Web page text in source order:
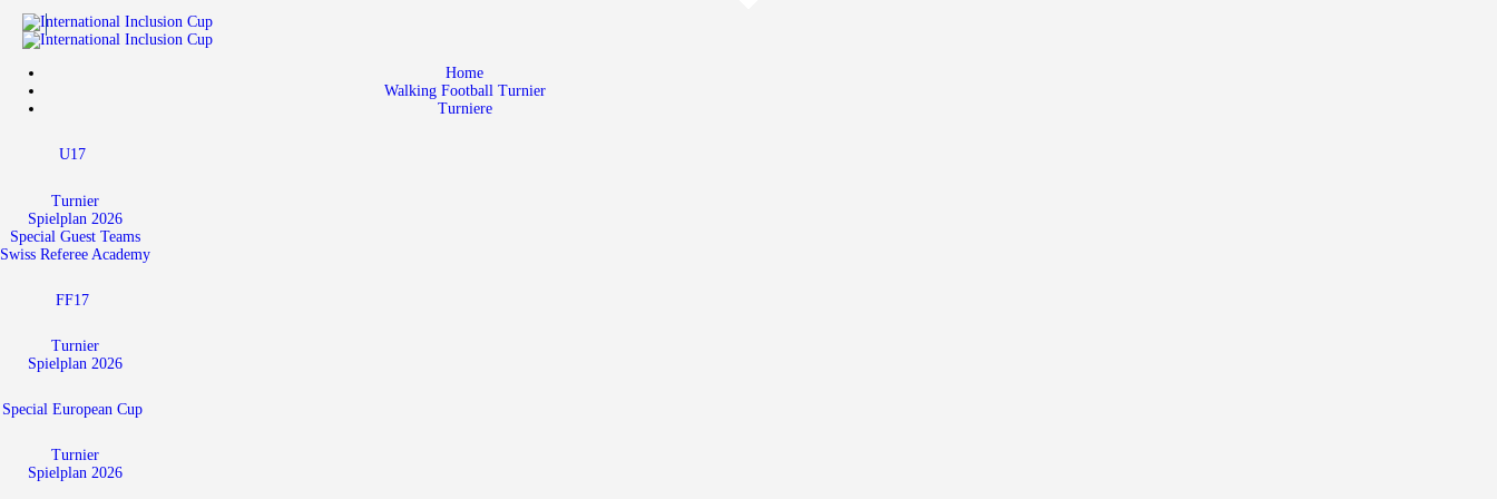
Home
Walking Football Turnier
Turniere
U17
Turnier
Spielplan 2026
Special Guest Teams
Swiss Referee Academy
FF17
Turnier
Spielplan 2026
Special European Cup
Turnier
Spielplan 2026